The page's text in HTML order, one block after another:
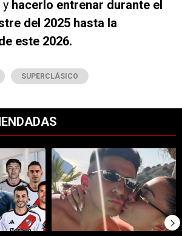
y hacerlo entrenar durante el
del 2025 hasta la
este 2026.
SUPERCLÁSICO
con el título "Uno por uno, los millones
Un artículo de tendencia con el